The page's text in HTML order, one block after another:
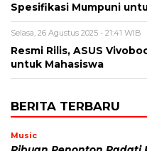
Spesifikasi Mumpuni
Selasa, 26 Agustus 2025 - 21:41 WIB
Resmi Rilis, ASUS
untuk Mahasiswa
BERITA TERBARU
Music